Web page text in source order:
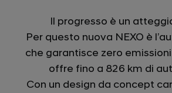
Il progresso è un
Per questo nuova NEXO è
che garantisce zero
offre fino a 826 km di
Con un design da concept